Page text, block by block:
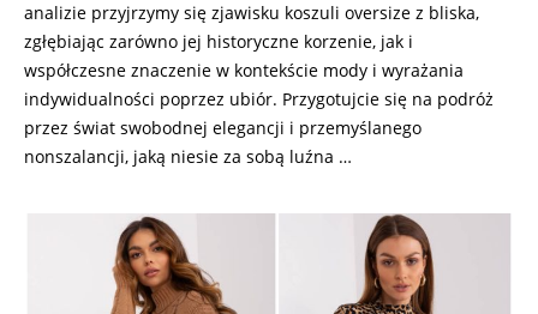
analizie przyjrzymy się zjawisku koszuli oversize z bliska,
zgłębiając zarówno jej historyczne korzenie, jak i
współczesne znaczenie w kontekście mody i wyrażania
indywidualności poprzez ubiór. Przygotujcie się na podróż
przez świat swobodnej elegancji i przemyślanego
nonszalancji, jaką niesie za sobą luźna …